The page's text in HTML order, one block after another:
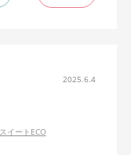
2025.6.4
イートECO